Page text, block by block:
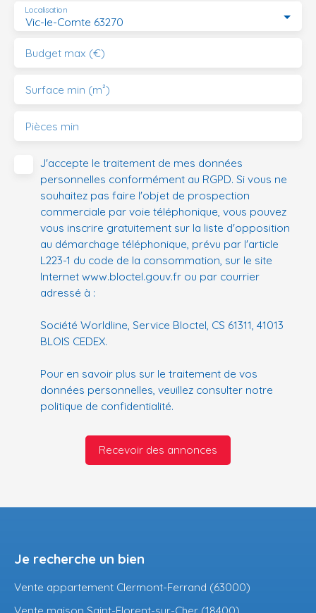
Vic-le-Comte 63270
Localisation
Budget max (€)
Surface min (m²)
Pièces min
J'accepte le traitement de mes données
personnelles conformément au RGPD. Si vous ne
souhaitez pas faire l'objet de prospection
commerciale par voie téléphonique, vous pouvez
vous inscrire gratuitement sur la liste d'opposition
au démarchage téléphonique, prévu par l'article
L223-1 du code de la consommation, sur le site
Internet www.bloctel.gouv.fr ou par courrier
adressé à :
Société Worldline, Service Bloctel, CS 61311, 41013
BLOIS CEDEX.
Pour en savoir plus sur le traitement de vos
données personnelles, veuillez consulter notre
politique de confidentialité.
Recevoir des annonces
Je recherche un bien
Vente appartement Clermont-Ferrand (63000)
Vente maison Saint-Florent-sur-Cher (18400)